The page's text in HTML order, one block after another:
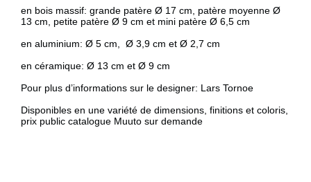
en bois massif: grande patère Ø 17 cm, patère moyenne Ø
13 cm, petite patère Ø 9 cm et mini patère Ø 6,5 cm
en aluminium: Ø 5 cm, Ø 3,9 cm et Ø 2,7 cm
en céramique: Ø 13 cm et Ø 9 cm
Pour plus d’informations sur le designer: Lars Tornoe
Disponibles en une variété de dimensions, finitions et coloris,
prix public catalogue Muuto sur demande